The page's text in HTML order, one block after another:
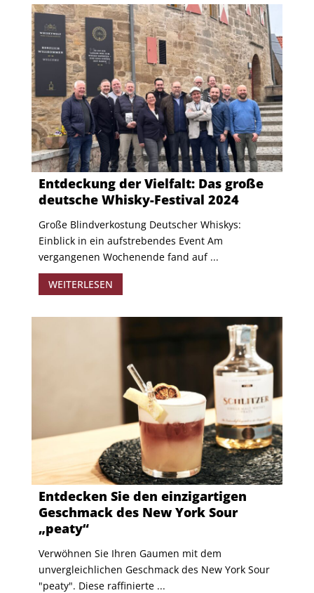
Entdeckung der Vielfalt: Das große
deutsche Whisky-Festival 2024
Große Blindverkostung Deutscher Whiskys:
Einblick in ein aufstrebendes Event Am
vergangenen Wochenende fand auf ...
WEITERLESEN
Entdecken Sie den einzigartigen
Geschmack des New York Sour
„peaty“
Verwöhnen Sie Ihren Gaumen mit dem
unvergleichlichen Geschmack des New York Sour
"peaty". Diese raffinierte ...